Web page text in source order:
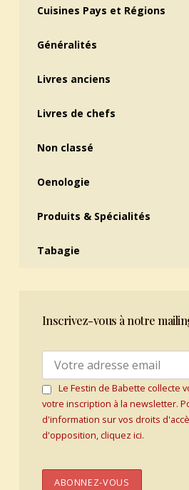
Cuisines Pays et Régions
Généralités
Livres anciens
Livres de chefs
Non classé
Oenologie
Produits & Spécialités
Tabagie
Inscrivez-vous à notre
Le Festin de Babette collecte
votre inscription à la newsletter.
d'information sur vos droits
d'opposition, cliquez ici.